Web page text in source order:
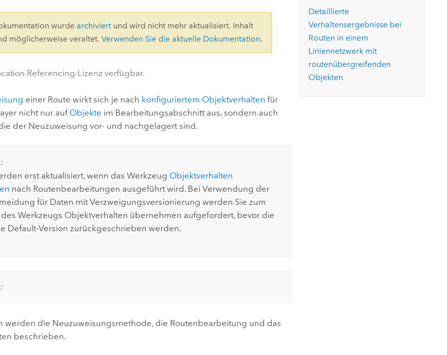
ArcGIS Pro erkunden
Infrastrukturmanagement erkunden
Den Kurs erkunden
Geoinformationen
Die Story lesen
wurde archiviert und wird nicht mehr aktualisiert. Inhalt
möglicherweise veraltet.Verwenden Sie die aktuelle Dokumentation.
Referencing-Lizenz verfügbar.
einer Route wirkt sich je nach konfiguriertem Objektverhalten für
nicht nur aufObjekte im Bearbeitungsabschnitt aus, sondern auch
der Neuzuweisung vor- und nachgelagert sind.
erst aktualisiert, wenn das Werkzeug Objektverhalten
nach Routenbearbeitungen ausgeführt wird. Bei Verwendung der
für Daten mit Verzweigungsversionierung werden Sie zum
Werkzeugs Objektverhalten übernehmen aufgefordert, bevor die
Default-Version zurückgeschrieben werden.
werden die Neuzuweisungsmethode, die Routenbearbeitung und das
beschrieben.
Detaillierte
Verhaltensergebnisse bei
Routen in einem
Liniennetzwerk mit
routenübergreifenden
Objekten